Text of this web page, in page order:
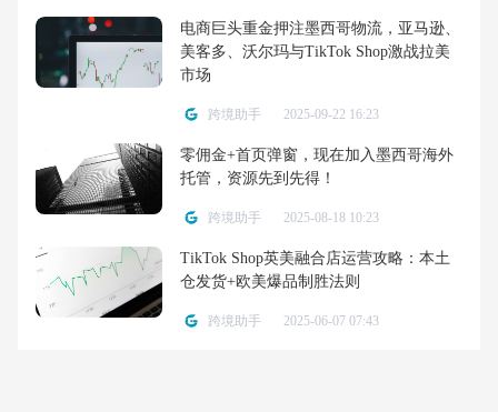
电商巨头重金押注墨西哥物流，亚马逊、
美客多、沃尔玛与TikTok Shop激战拉美
市场
跨境助手 2025-09-22 16:23
零佣金+首页弹窗，现在加入墨西哥海外
托管，资源先到先得！
跨境助手 2025-08-18 10:23
TikTok Shop英美融合店运营攻略：本土
仓发货+欧美爆品制胜法则
跨境助手 2025-06-07 07:43